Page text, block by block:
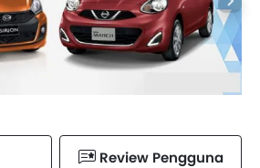
Review Pengguna